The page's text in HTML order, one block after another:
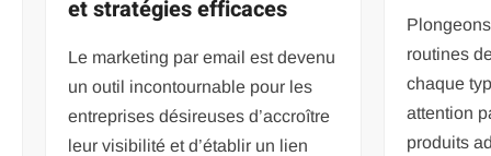
et stratégies efficaces
Le marketing par email est devenu
un outil incontournable pour les
entreprises désireuses d’accroître
leur visibilité et d’établir un lien
routines
chaque
attention
produits